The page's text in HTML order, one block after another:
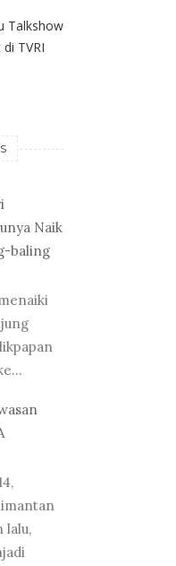
Talkshow
TVRI
Naik
baling
lalu,